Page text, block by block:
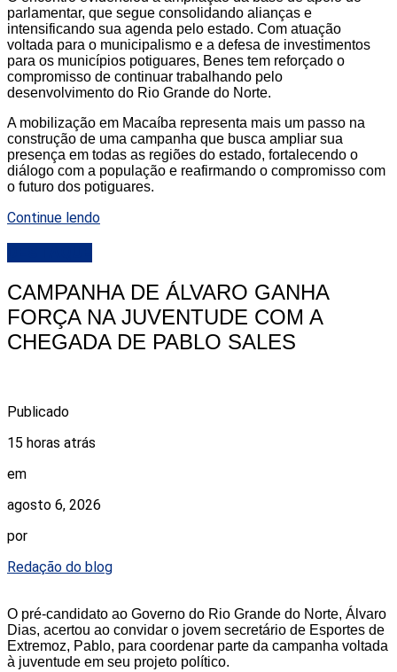
parlamentar, que segue consolidando alianças e
intensificando sua agenda pelo estado. Com atuação
voltada para o municipalismo e a defesa de investimentos
para os municípios potiguares, Benes tem reforçado o
compromisso de continuar trabalhando pelo
desenvolvimento do Rio Grande do Norte.
A mobilização em Macaíba representa mais um passo na
construção de uma campanha que busca ampliar sua
presença em todas as regiões do estado, fortalecendo o
diálogo com a população e reafirmando o compromisso com
o futuro dos potiguares.
Continue lendo
CAMPANHA DE ÁLVARO GANHA
FORÇA NA JUVENTUDE COM A
CHEGADA DE PABLO SALES
Publicado
15 horas atrás
em
agosto 6, 2026
por
Redação do blog
O pré-candidato ao Governo do Rio Grande do Norte, Álvaro
Dias, acertou ao convidar o jovem secretário de Esportes de
Extremoz, Pablo, para coordenar parte da campanha voltada
à juventude em seu projeto político.